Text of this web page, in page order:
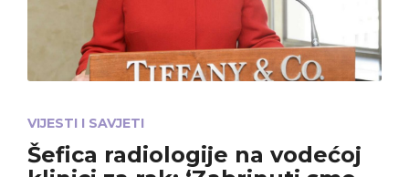
VIJESTI I SAVJETI
Šefica radiologije na vodećoj